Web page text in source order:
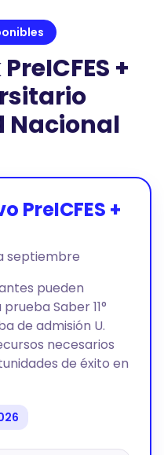
+
Nacional
PreICFES +
septiembre
pueden
Saber 11°
de admisión U.
necesarios
de éxito en